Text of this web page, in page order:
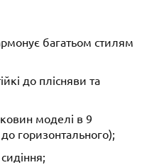
багатьом стилям
до плісняви та
моделі в 9
горизонтального);